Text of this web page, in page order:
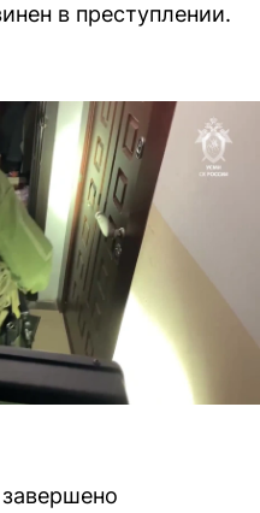
в преступлении.